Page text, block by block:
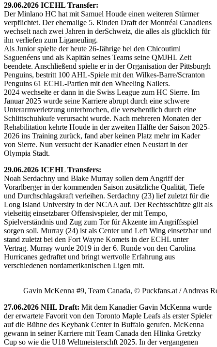
29.06.2026 ICEHL Transfer:
Der Minlano HC hat mit Samuel Houde einen weiteren Stürmer
verpflichtet. Der ehemalige 5. Rinden Draft der Montréal Canadiens
wechselt nach zwei Jahren in derSchweiz, die alles als glücklich für
ihn verliefen zum Liganeuling.
Als Junior spielte der heute 26-Jährige bei den Chicoutimi
Saguenéens und als Kapitän seines Teams seine QMJHL Zeit
beendete. Anschließend spielte er in der Organisation der Pittsburgh
Penguins, bestritt 100 AHL-Spiele mit den Wilkes-Barre/Scranton
Penguins 61 ECHL-Partien mit den Wheeling Nailers.
2024 wechselte er dann in die Swiss League zum HC Sierre. Im
Januar 2025 wurde seine Karriere abrupt durch eine schwere
Unterarmverletzung unterbrochen, die versehentlich durch eine
Schlittschuhkufe verursacht wurde. Nach mehreren Monaten der
Rehabilitation kehrte Houde in der zweiten Hälfte der Saison 2025-
2026 ins Training zurück, fand aber keinen Platz mehr im Kader
von Sierre. Nun versucht der Kanadier einen Neustart in der
Olympia Stadt.
29.06.2026 ICEHL Transfers:
Noah Serdachny und Blake Murray sollen dem Angriff der
Vorarlberger in der kommenden Saison zusätzliche Qualität, Tiefe
und Durchschlagskraft verleihen. Serdachny (23) lief zuletzt für die
Long Island University in der NCAA auf. Der Rechtsschütze gilt als
vielseitig einsetzbarer Offensivspieler, der mit Tempo,
Spielverständnis und Zug zum Tor für Akzente im Angriffsspiel
sorgen soll. Murray (24) ist als Center und Left Wing einsetzbar und
stand zuletzt bei den Fort Wayne Komets in der ECHL unter
Vertrag. Murray wurde 2019 in der 6. Runde von den Carolina
Hurricanes gedraftet und bringt wertvolle Erfahrung aus
verschiedenen nordamerikanischen Ligen mit.
Gavin McKenna #9, Team Canada, © Puckfans.at / Andreas
27.06.2026 NHL Draft: Mit dem Kanadier Gavin McKenna wurde
der erwartete Favorit von den Toronto Maple Leafs als erster Spieler
auf die Bühne des Keybank Center in Buffalo gerufen. McKenna
gewann in seiner Karriere mit Team Canada den Hlinka Gretzky
Cup so wie die U18 Weltmeisterschft 2025. In der vergangenen